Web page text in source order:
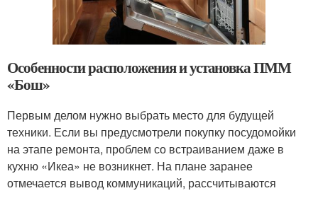
Особенности расположения и установка ПММ
«Бош»
Первым делом нужно выбрать место для будущей
техники. Если вы предусмотрели покупку посудомойки
на этапе ремонта, проблем со встраиванием даже в
кухню «Икеа» не возникнет. На плане заранее
отмечается вывод коммуникаций, рассчитываются